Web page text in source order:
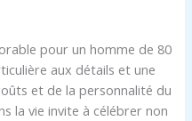
pour un homme de 80
aux détails et une
et de la personnalité du
la vie invite à célébrer non